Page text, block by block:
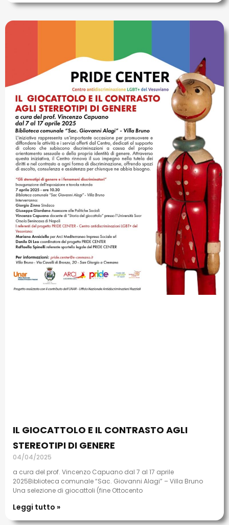
IL GIOCATTOLO E IL CONTRASTO AGLI
STEREOTIPI DI GENERE
04/04/2025
a cura del prof. Vincenzo Capuano dal 7 al 17 aprile
2025Biblioteca comunale “Sac. Giovanni Alagi” – Villa Bruno
Una selezione di giocattoli (fine Ottocento
Leggi tutto »